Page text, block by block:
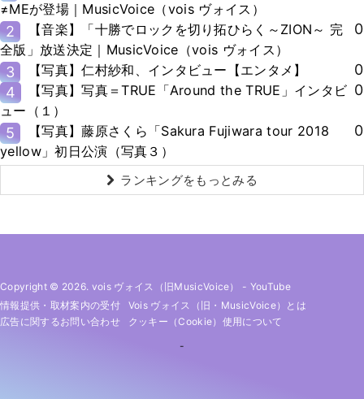
≠MEが登場｜MusicVoice（vois ヴォイス）
2
【音楽】「十勝でロックを切り拓ひらく～ZION～ 完
全版」放送決定｜MusicVoice（vois ヴォイス）
0
3 【写真】仁村紗和、インタビュー【エンタメ】
0
4
【写真】写真＝TRUE「Around the TRUE」インタビ
ュー（１）
0
5
【写真】藤原さくら「Sakura Fujiwara tour 2018
yellow」初日公演（写真３）
0
ランキングをもっとみる
Copyright © 2026. vois ヴォイス（旧MusicVoice） - YouTube
情報提供・取材案内の受付
Vois ヴォイス（旧・MusicVoice）とは
広告に関するお問い合わせ
クッキー（cookie）使用について
-